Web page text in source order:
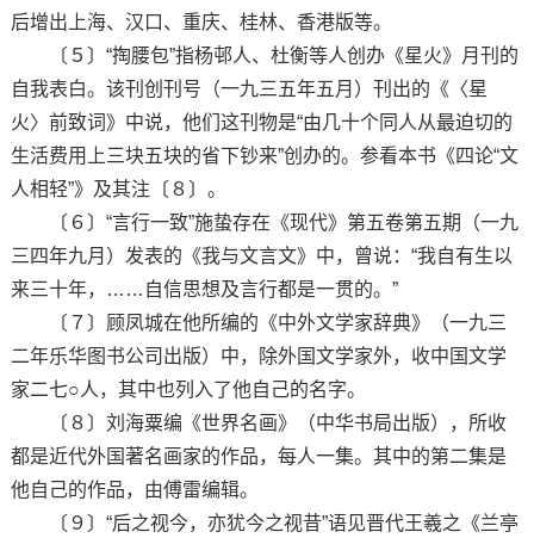
后增出上海、汉口、重庆、桂林、香港版等。
〔５〕“掏腰包”指杨邨人、杜衡等人创办《星火》月刊的
自我表白。该刊创刊号（一九三五年五月）刊出的《〈星
火〉前致词》中说，他们这刊物是“由几十个同人从最迫切的
生活费用上三块五块的省下钞来”创办的。参看本书《四论“文
人相轻”》及其注〔８〕。
〔６〕“言行一致”施蛰存在《现代》第五卷第五期（一九
三四年九月）发表的《我与文言文》中，曾说：“我自有生以
来三十年，……自信思想及言行都是一贯的。”
〔７〕顾凤城在他所编的《中外文学家辞典》（一九三
二年乐华图书公司出版）中，除外国文学家外，收中国文学
家二七○人，其中也列入了他自己的名字。
〔８〕刘海粟编《世界名画》（中华书局出版），所收
都是近代外国著名画家的作品，每人一集。其中的第二集是
他自己的作品，由傅雷编辑。
〔９〕“后之视今，亦犹今之视昔”语见晋代王羲之《兰亭